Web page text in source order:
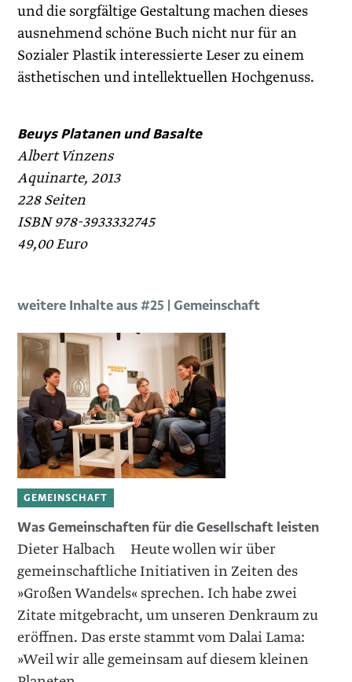
und die sorgfältige Gestaltung machen dieses
ausnehmend schöne Buch nicht nur für an
Sozialer Plastik interessierte Leser zu einem
ästhetischen und intellektuellen Hochgenuss.
Beuys Platanen und Basalte
Albert Vinzens
Aquinarte, 2013
228 Seiten
ISBN 978-3933332745
49,00 Euro
weitere Inhalte aus #25 | Gemeinschaft
GEMEINSCHAFT
Was Gemeinschaften für die Gesellschaft leisten
Dieter Halbach Heute wollen wir über
gemeinschaftliche Initiativen in Zeiten des
»Großen Wandels« sprechen. Ich habe zwei
Zitate mitgebracht, um unseren Denkraum zu
eröffnen. Das erste stammt vom Dalai Lama:
»Weil wir alle gemeinsam auf diesem kleinen